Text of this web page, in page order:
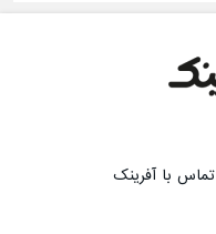
تماس با آفرینک